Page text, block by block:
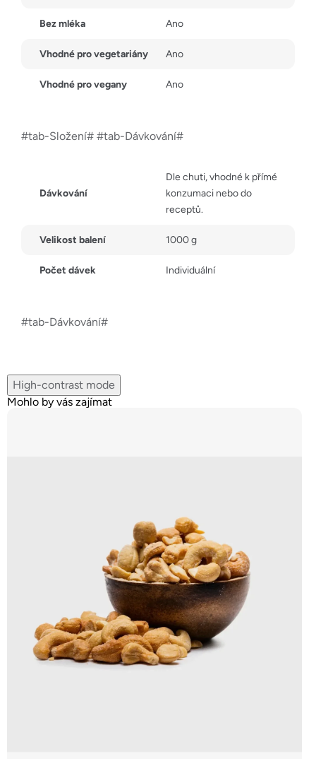
Bez mléka Ano
Vhodné pro vegetariány Ano
Vhodné pro vegany Ano
#tab-Složení# #tab-Dávkování#
Dávkování
Dle chuti, vhodné k přímé
konzumaci nebo do
receptů.
Velikost balení 1000 g
Počet dávek Individuální
#tab-Dávkování#
High-contrast mode
Mohlo by vás zajímat